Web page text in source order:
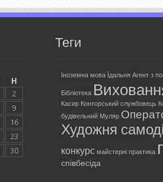
Н
2
9
16
23
30
Теги
Іноземна мова Їдальня Агент з
Бібліотека
Касир Конторський службовець
будівельний Муляр
Художня
конкурс майстерні практика
співбесіда